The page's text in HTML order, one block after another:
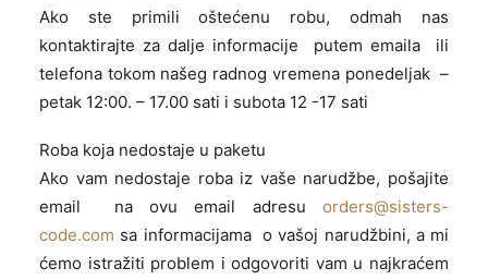
Ako ste primili oštećenu robu, odmah nas
kontaktirajte za dalje informacije putem emaila ili
telefona tokom našeg radnog vremena ponedeljak –
petak 12:00. – 17.00 sati i subota 12 -17 sati
Roba koja nedostaje u paketu
Ako vam nedostaje roba iz vaše narudžbe, pošajite
email na ovu email adresu orders@sisters-
code.com sa informacijama o vašoj narudžbini, a mi
ćemo istražiti problem i odgovoriti vam u najkraćem